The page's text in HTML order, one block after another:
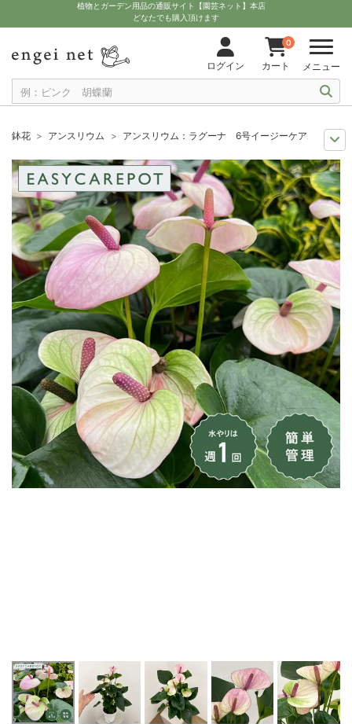
植物とガーデン用品の通販サイト【園芸ネット】本店
どなたでも購入頂けます
ログイン
0
カート メニュー
鉢花 アンスリウム
アンスリウム：ラグーナ 6号イージーケアポット植
観葉植物特集
室内で花を楽しむ『花観葉』 アンスリウム：ラグーナ 6